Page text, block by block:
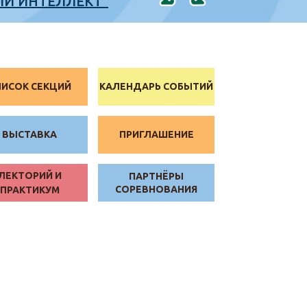
И
ПРАКТИКУМ
ВЫСТАВКА
ПАРТНЁРЫ
СОРЕВНОВАНИЯ
СЕКЦИЙ
ПРИГЛАШЕНИЕ
КАЛЕНДАРЬ СОБЫТИЙ